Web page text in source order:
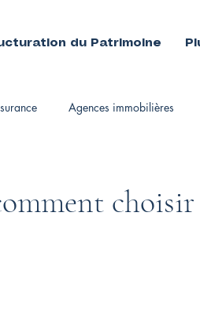
du Patrimoine
Agences immobilières
choisir